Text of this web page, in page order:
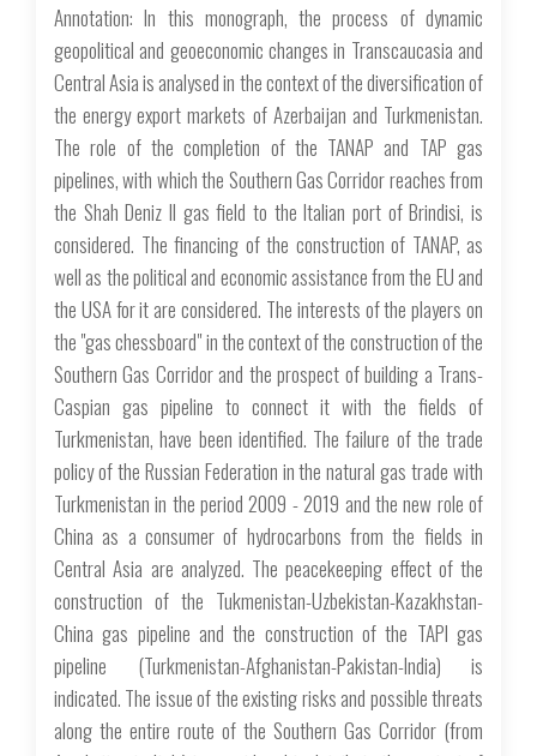
Annotation: In this monograph, the process of dynamic
geopolitical and geoeconomic changes in Transcaucasia and
Central Asia is analysed in the context of the diversification of
the energy export markets of Azerbaijan and Turkmenistan.
The role of the completion of the TANAP and TAP gas
pipelines, with which the Southern Gas Corridor reaches from
the Shah Deniz II gas field to the Italian port of Brindisi, is
considered. The financing of the construction of TANAP, as
well as the political and economic assistance from the EU and
the USA for it are considered. The interests of the players on
the "gas chessboard" in the context of the construction of the
Southern Gas Corridor and the prospect of building a Trans-
Caspian gas pipeline to connect it with the fields of
Turkmenistan, have been identified. The failure of the trade
policy of the Russian Federation in the natural gas trade with
Turkmenistan in the period 2009 - 2019 and the new role of
China as a consumer of hydrocarbons from the fields in
Central Asia are analyzed. The peacekeeping effect of the
construction of the Tukmenistan-Uzbekistan-Kazakhstan-
China gas pipeline and the construction of the TAPI gas
pipeline (Turkmenistan-Afghanistan-Pakistan-India) is
indicated. The issue of the existing risks and possible threats
along the entire route of the Southern Gas Corridor (from